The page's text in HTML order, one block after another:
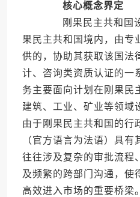
核心概念界定
刚果民主共和国设
果民主共和国境内，由专
供的，协助其获取该国法
计、咨询类资质认证的一
务主要面向计划在刚果民
建筑、工业、矿业等领域
由于刚果民主共和国的行
（官方语言为法语）具
往往涉及复杂的审批流程
及频繁的跨部门沟通，使
高效进入市场的重要桥梁。